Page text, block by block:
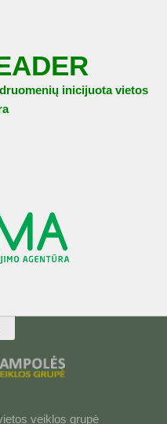
inicijuota vietos
veiklos grupė